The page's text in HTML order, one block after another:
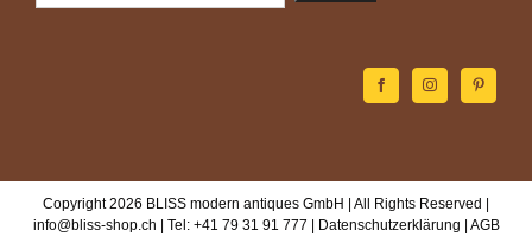
Copyright 2026 BLISS modern antiques GmbH | All Rights Reserved |
info@bliss-shop.ch | Tel: +41 79 31 91 777 | Datenschutzerklärung AGB